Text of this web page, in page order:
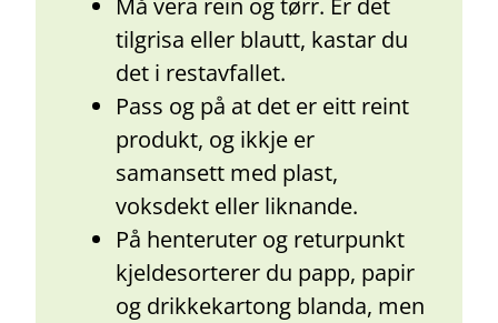
Må vera rein og tørr. Er det
tilgrisa eller blautt, kastar du
det i restavfallet.
Pass og på at det er eitt reint
produkt, og ikkje er
samansett med plast,
voksdekt eller liknande.
På henteruter og returpunkt
kjeldesorterer du papp, papir
og drikkekartong blanda, men